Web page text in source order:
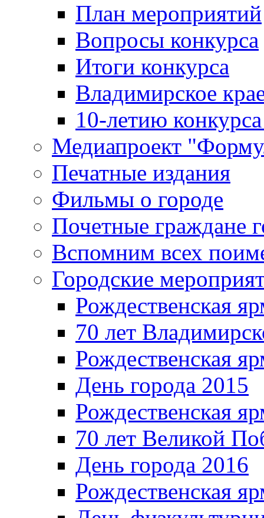
План мероприятий
Вопросы конкурса
Итоги конкурса
Владимирское
10-летию
Медиапроект
Печатные издания
Фильмы о городе
Почетные граждане
Вспомним всех
Городские
Рождественская
70 лет
Рождественская
День города 2015
Рождественская
70 лет Великой
День города 2016
Рождественская